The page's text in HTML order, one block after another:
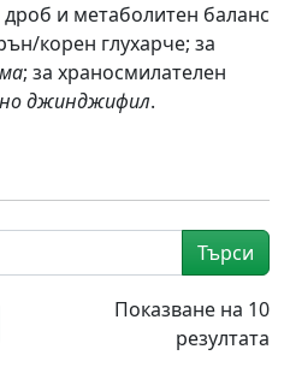
дроб и метаболитен баланс
корен глухарче; за
; за храносмилателен
джинджифил.
Показване на 10
резултата
Търси